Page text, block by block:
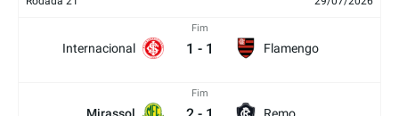
Internacional
Fim
1 - 1 Flamengo
Fim